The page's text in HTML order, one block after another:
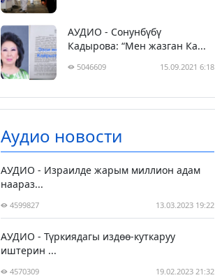
АУДИО - Сонунбүбү
Кадырова: “Мен жазган Ка...
5046609 15.09.2021 6:18
Аудио новости
АУДИО - Израилде жарым миллион адам
наараз...
4599827 13.03.2023 19:22
АУДИО - Түркиядагы издөө-куткаруу
иштерин ...
4570309 19.02.2023 21:32